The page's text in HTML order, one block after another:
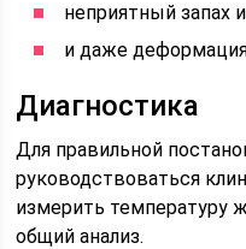
неприятный запах
и даже
Диагностика
Для правильной
руководствоваться
измерить температуру
общий анализ.